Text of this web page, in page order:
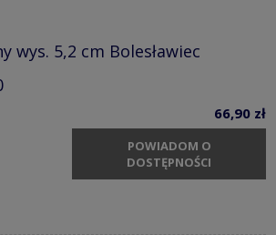
wys. 5,2 cm Bolesławiec
66,90 zł
POWIADOM O
DOSTĘPNOŚCI